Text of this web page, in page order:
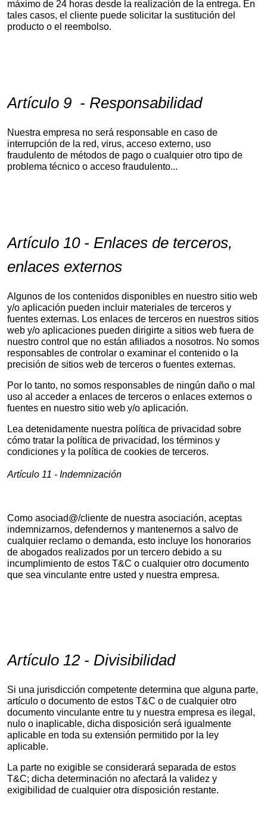
máximo de 24 horas desde la realización de la entrega. En
tales casos, el cliente puede solicitar la sustitución del
producto o el reembolso.
Artículo 9 - Responsabilidad
Nuestra empresa no será responsable en caso de
interrupción de la red, virus, acceso externo, uso
fraudulento de métodos de pago o cualquier otro tipo de
problema técnico o acceso fraudulento...
Artículo 10 - Enlaces de terceros,
enlaces externos
Algunos de los contenidos disponibles en nuestro sitio web
y/o aplicación pueden incluir materiales de terceros y
fuentes externas. Los enlaces de terceros en nuestros sitios
web y/o aplicaciones pueden dirigirte a sitios web fuera de
nuestro control que no están afiliados a nosotros. No somos
responsables de controlar o examinar el contenido o la
precisión de sitios web de terceros o fuentes externas.
Por lo tanto, no somos responsables de ningún daño o mal
uso al acceder a enlaces de terceros o enlaces externos o
fuentes en nuestro sitio web y/o aplicación.
Lea detenidamente nuestra política de privacidad sobre
cómo tratar la política de privacidad, los términos y
condiciones y la política de cookies de terceros.
Artículo 11 - Indemnización
Como asociad@/cliente de nuestra asociación, aceptas
indemnizarnos, defendernos y mantenernos a salvo de
cualquier reclamo o demanda, esto incluye los honorarios
de abogados realizados por un tercero debido a su
incumplimiento de estos T&C o cualquier otro documento
que sea vinculante entre usted y nuestra empresa.
Artículo 12 - Divisibilidad
Si una jurisdicción competente determina que alguna parte,
artículo o documento de estos T&C o de cualquier otro
documento vinculante entre tu y nuestra empresa es ilegal,
nulo o inaplicable, dicha disposición será igualmente
aplicable en toda su extensión permitido por la ley
aplicable.
La parte no exigible se considerará separada de estos
T&C; dicha determinación no afectará la validez y
exigibilidad de cualquier otra disposición restante.